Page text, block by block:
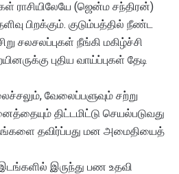
ராசியிலேயே (ஜென்ம சந்திரன்)
பிறக்கும். குடும்பத்தில் நீண்ட
சலசலப்புகள் நீங்கி மகிழ்ச்சி
புதிய வாய்ப்புகள் தேடி
வேலைப்பளுவும் சற்று
திட்டமிட்டு செயல்படுவது
தவிர்ப்பது மன அமைதியைத்
இருந்து பண உதவி